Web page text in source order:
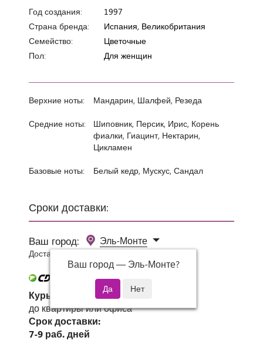
Сроки доставки:
Ваш город:
Эль-Монте
Ваш город — Эль-Монте?
Доставка 0 руб при заказе от 3000 руб.
Курьер СДЭК
до квартиры или офиса
Срок доставки:
7-9 раб. дней
Год создания:
1997
Страна бренда:
Испания, Великобритания
Семейство:
Цветочные
Пол:
Для женщин
Верхние ноты: Мандарин, Шалфей, Резеда
Средние ноты:
Шиповник, Персик, Ирис, Корень
фиалки, Гиацинт, Нектарин,
Цикламен
Базовые ноты: Белый кедр, Мускус, Сандал